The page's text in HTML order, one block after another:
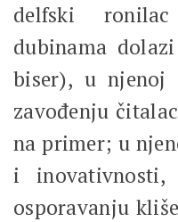
delfski
dubinama
biser), u njenoj
zavođenju
na primer; u
i
osporavanju